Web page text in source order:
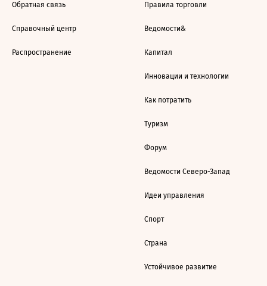
Обратная связь
Справочный центр
Распространение
Правила торговли
Ведомости&
Капитал
Инновации и технологии
Как потратить
Туризм
Форум
Ведомости Северо-Запад
Идеи управления
Спорт
Страна
Устойчивое развитие